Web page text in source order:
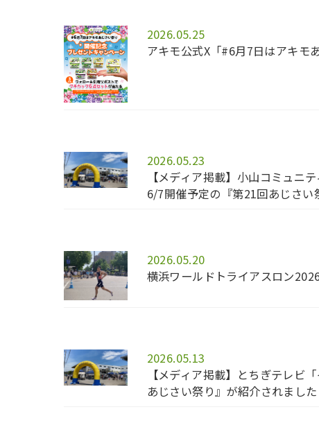
2026.05.25
アキモ公式X「#6月7日はアキモ
2026.05.23
【メディア掲載】小山コミュニ
6/7開催予定の『第21回あじさい
2026.05.20
横浜ワールドトライアスロン
2026.05.13
【メディア掲載】とちぎテレビ
あじさい祭り』が紹介されました